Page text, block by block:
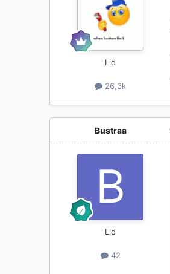
Lid
26,3k
Bustraa
Lid
42